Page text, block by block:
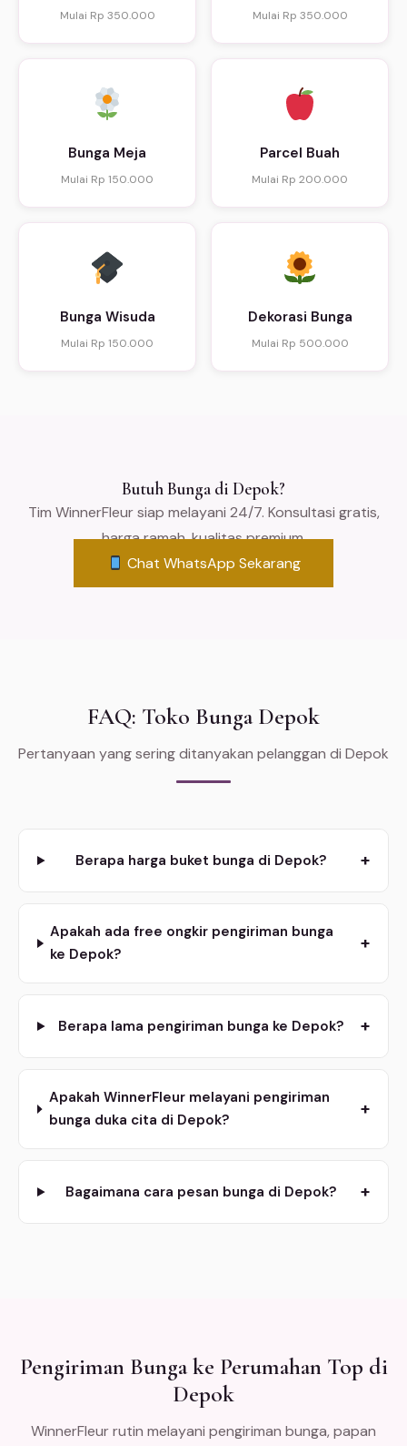
Mulai Rp 350.000 Mulai Rp 350.000
Bunga Meja
Mulai Rp 150.000
Parcel Buah
Mulai Rp 200.000
Bunga Wisuda
Mulai Rp 150.000
Dekorasi Bunga
Mulai Rp 500.000
Butuh Bunga di Depok?
Tim WinnerFleur siap melayani 24/7. Konsultasi gratis,
harga ramah, kualitas premium.
Chat WhatsApp Sekarang
FAQ: Toko Bunga Depok
Pertanyaan yang sering ditanyakan pelanggan di Depok
Berapa harga buket bunga di Depok? +
Apakah ada free ongkir pengiriman bunga
ke Depok?
+
Berapa lama pengiriman bunga ke Depok? +
Apakah WinnerFleur melayani pengiriman
bunga duka cita di Depok?
+
Bagaimana cara pesan bunga di Depok? +
Pengiriman Bunga ke Perumahan Top di
Depok
WinnerFleur rutin melayani pengiriman bunga, papan